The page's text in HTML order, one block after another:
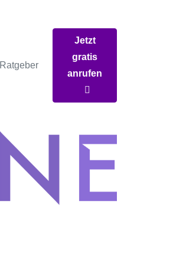
Ratgeber
Jetzt
gratis
anrufen